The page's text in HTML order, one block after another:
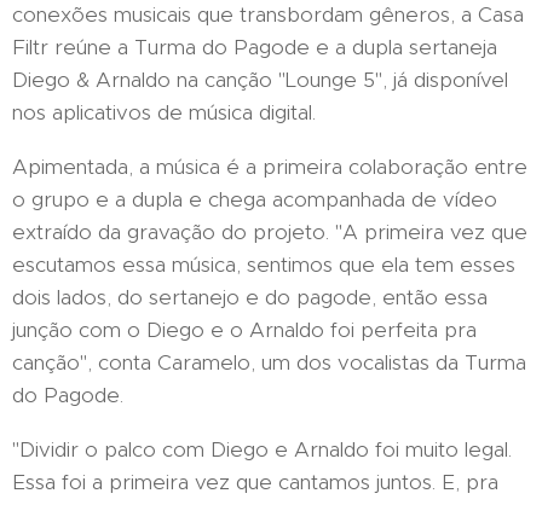
conexões musicais que transbordam gêneros, a Casa
Filtr reúne a Turma do Pagode e a dupla sertaneja
Diego & Arnaldo na canção "Lounge 5", já disponível
nos aplicativos de música digital.
Apimentada, a música é a primeira colaboração entre
o grupo e a dupla e chega acompanhada de vídeo
extraído da gravação do projeto. "A primeira vez que
escutamos essa música, sentimos que ela tem esses
dois lados, do sertanejo e do pagode, então essa
junção com o Diego e o Arnaldo foi perfeita pra
canção", conta Caramelo, um dos vocalistas da Turma
do Pagode.
"Dividir o palco com Diego e Arnaldo foi muito legal.
Essa foi a primeira vez que cantamos juntos. E, pra